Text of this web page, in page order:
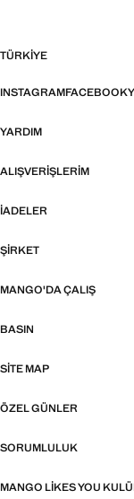
TÜRKIYE
INSTAGRAMFACEBOOK
YARDIM
ALIŞVERIŞLERIM
İADELER
ŞIRKET
MANGO'DA ÇALIŞ
BASIN
SITE MAP
ÖZEL GÜNLER
SORUMLULUK
MANGO LIKES YOU